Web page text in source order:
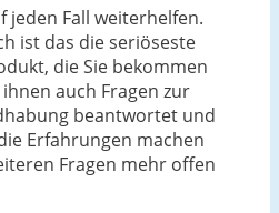
jeden Fall weiterhelfen.
ist das die seriöseste
die Sie bekommen
auch Fragen zur
beantwortet und
Erfahrungen machen
Fragen mehr offen